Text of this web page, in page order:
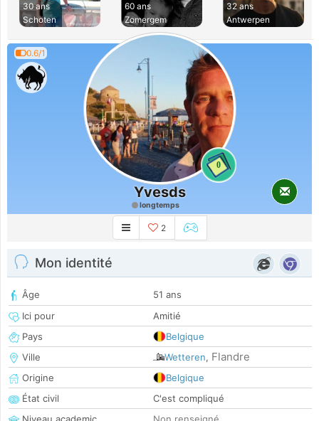
30 ans
Schoten
60 ans
Zomergem
32 ans
Antwerpen
0.6/1
0
Yvesds
longtemps
2
Mon identité
Âge
51 ans
Ici pour
Amitié
Pays
Belgique
Ville
Wetteren, Flandre
Origine
Belgique
État civil
C'est compliqué